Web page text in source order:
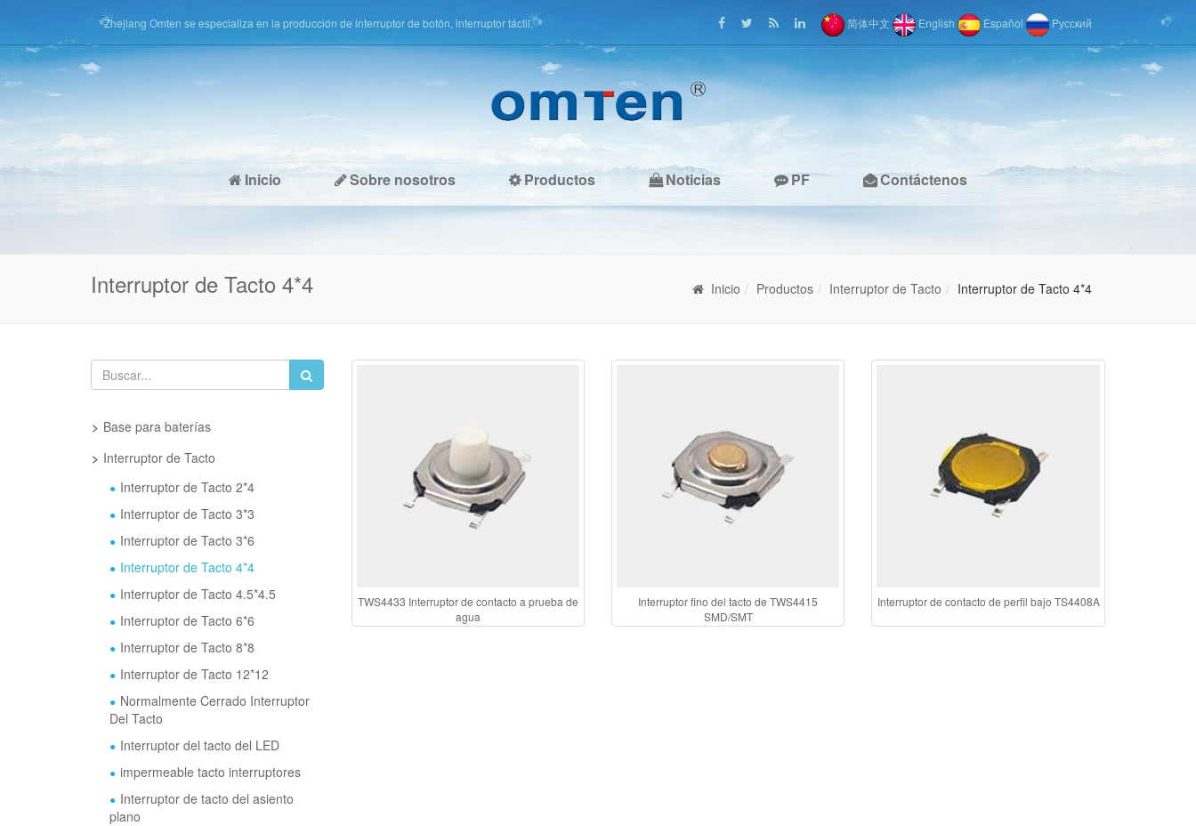
Zhejiang Omten se especializa en la producción de interruptor de botón, interruptor táctil, 简体中文 English Español Pусский
Inicio Sobre nosotros Productos Noticias PF Contáctenos
Interruptor de Tacto 4*4 Inicio Productos Interruptor de Tacto Interruptor de Tacto 4*4
Base para baterías
Interruptor de Tacto
Interruptor de Tacto 2*4
Interruptor de Tacto 3*3
Interruptor de Tacto 3*6
Interruptor de Tacto 4*4
Interruptor de Tacto 4.5*4.5
Interruptor de Tacto 6*6
Interruptor de Tacto 8*8
Interruptor de Tacto 12*12
Normalmente Cerrado Interruptor
Del Tacto
Interruptor del tacto del LED
impermeable tacto interruptores
Interruptor de tacto del asiento
plano
TWS4433 Interruptor de contacto a prueba de
agua
Interruptor fino del tacto de TWS4415
SMD/SMT
Interruptor de contacto de perfil bajo TS4408A